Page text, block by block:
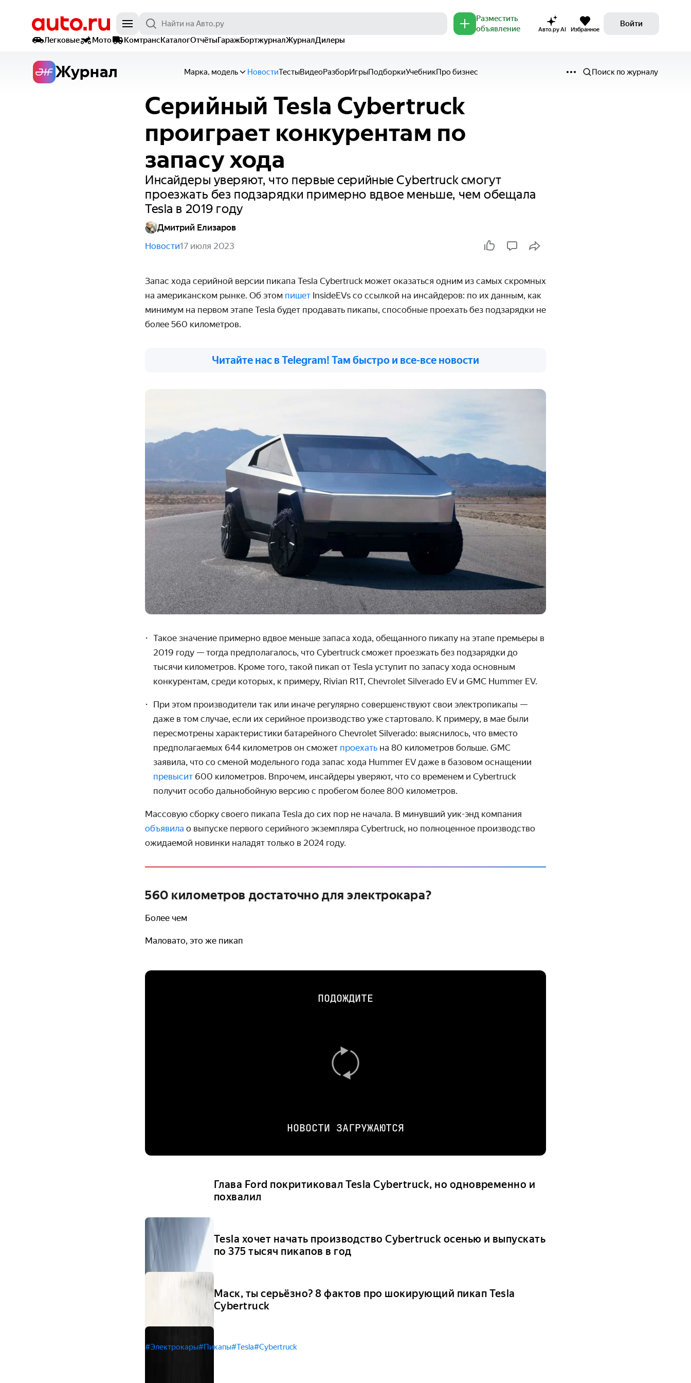
Разместить
объявление
Авто.ру AI Избранное
Войти
Легковые
Мото КомтрансКаталогОтчётыГаражБортжурналЖурналДилеры
Журнал Марка, модель НовостиТестыВидеоРазборИгрыПодборкиУчебникПро бизнес Поиск по журналу
Серийный Tesla Cybertruck
проиграет конкурентам по
запасу хода
Инсайдеры уверяют, что первые серийные Cybertruck смогут
проезжать без подзарядки примерно вдвое меньше, чем обещала
Tesla в 2019 году
Дмитрий Елизаров
Новости17 июля 2023
Запас хода серийной версии пикапа Tesla Cybertruck может оказаться одним из самых скромных
на американском рынке. Об этом пишет InsideEVs со ссылкой на инсайдеров: по их данным, как
минимум на первом этапе Tesla будет продавать пикапы, способные проехать без подзарядки не
более 560 километров.
Читайте нас в Telegram! Там быстро и все-все новости
Такое значение примерно вдвое меньше запаса хода, обещанного пикапу на этапе премьеры в
2019 году — тогда предполагалось, что Cybertruck сможет проезжать без подзарядки до
тысячи километров. Кроме того, такой пикап от Tesla уступит по запасу хода основным
конкурентам, среди которых, к примеру, Rivian R1T, Chevrolet Silverado EV и GMC Hummer EV.
При этом производители так или иначе регулярно совершенствуют свои электропикапы —
даже в том случае, если их серийное производство уже стартовало. К примеру, в мае были
пересмотрены характеристики батарейного Chevrolet Silverado: выяснилось, что вместо
предполагаемых 644 километров он сможет проехать на 80 километров больше. GMC
заявила, что со сменой модельного года запас хода Hummer EV даже в базовом оснащении
превысит 600 километров. Впрочем, инсайдеры уверяют, что со временем и Cybertruck
получит особо дальнобойную версию с пробегом более 800 километров.
Массовую сборку своего пикапа Tesla до сих пор не начала. В минувший уик-энд компания
объявила о выпуске первого серийного экземпляра Cybertruck, но полноценное производство
ожидаемой новинки наладят только в 2024 году.
560 километров достаточно для электрокара?
Более чем
Маловато, это же пикап
ПОДОЖДИТЕ
НОВОСТИ ЗАГРУЖАЮТСЯ
Глава Ford покритиковал Tesla Cybertruck, но одновременно и
похвалил
Tesla хочет начать производство Cybertruck осенью и выпускать
по 375 тысяч пикапов в год
Маск, ты серьёзно? 8 фактов про шокирующий пикап Tesla
Cybertruck
#Электрокары#Пикапы#Tesla#Cybertruck